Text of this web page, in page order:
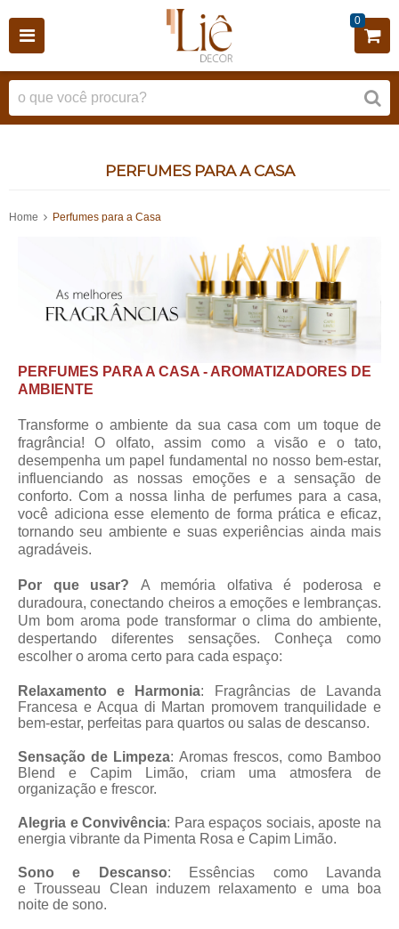
0
PERFUMES PARA A CASA
Home Perfumes para a Casa
PERFUMES PARA A CASA - AROMATIZADORES DE
AMBIENTE
Transforme o ambiente da sua casa com um toque de
fragrância! O olfato, assim como a visão e o tato,
desempenha um papel fundamental no nosso bem-estar,
influenciando as nossas emoções e a sensação de
conforto. Com a nossa linha de perfumes para a casa,
você adiciona esse elemento de forma prática e eficaz,
tornando seu ambiente e suas experiências ainda mais
agradáveis.
Por que usar? A memória olfativa é poderosa e
duradoura, conectando cheiros a emoções e lembranças.
Um bom aroma pode transformar o clima do ambiente,
despertando diferentes sensações. Conheça como
escolher o aroma certo para cada espaço:
Relaxamento e Harmonia: Fragrâncias de Lavanda
Francesa e Acqua di Martan promovem tranquilidade e
bem-estar, perfeitas para quartos ou salas de descanso.
Sensação de Limpeza: Aromas frescos, como Bamboo
Blend e Capim Limão, criam uma atmosfera de
organização e frescor.
Alegria e Convivência: Para espaços sociais, aposte na
energia vibrante da Pimenta Rosa e Capim Limão.
Sono e Descanso: Essências como Lavanda
e Trousseau Clean induzem relaxamento e uma boa
noite de sono.